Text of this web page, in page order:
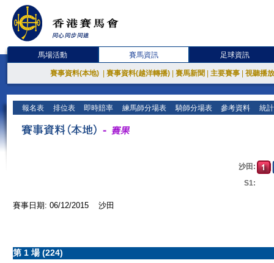
馬場活動 賽馬資訊 足球資訊
賽事資料(本地) 賽事資料(越洋轉播) 賽馬新聞 主要賽事 視聽播
報名表 排位表 即時賠率 練馬師分場表 騎師分場表 參考資料 統
沙田:
S1:
賽事日期: 06/12/2015 沙田
第 1 場 (224)